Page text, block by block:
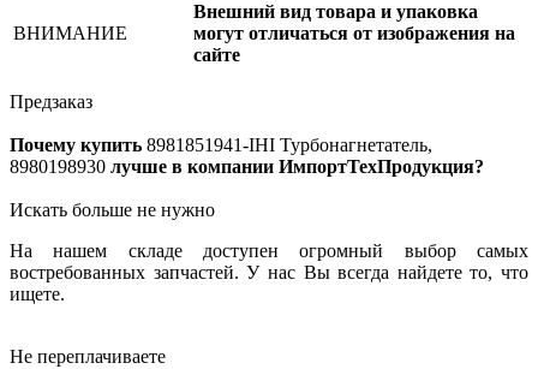
ВНИМАНИЕ
Внешний вид товара и упаковка
могут отличаться от изображения на
сайте
Предзаказ
Почему купить 8981851941-IHI Турбонагнетатель,
8980198930 лучше в компании ИмпортТехПродукция?
Искать больше не нужно
На нашем складе доступен огромный выбор самых
востребованных запчастей. У нас Вы всегда найдете то, что
ищете.
Не переплачиваете